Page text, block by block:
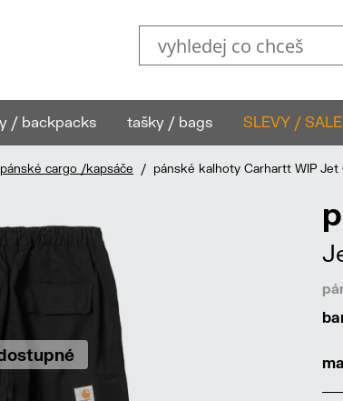
/ backpacks tašky / bags SLEVY /
pánské cargo /kapsáče / pánské kalhoty Carhartt WIP Jet